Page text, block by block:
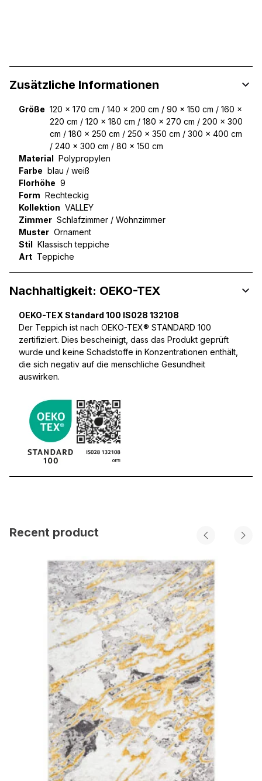
Zusätzliche Informationen
Größe 120 x 170 cm / 140 x 200 cm / 90 x 150 cm / 160 x
220 cm / 120 x 180 cm / 180 x 270 cm / 200 x 300
cm / 180 x 250 cm / 250 x 350 cm / 300 x 400 cm
/ 240 x 300 cm / 80 x 150 cm
Material Polypropylen
Farbe blau / weiß
Florhöhe 9
Form Rechteckig
Kollektion VALLEY
Zimmer Schlafzimmer / Wohnzimmer
Muster Ornament
Stil Klassisch teppiche
Art Teppiche
Nachhaltigkeit: OEKO-TEX
OEKO-TEX Standard 100 IS028 132108
Der Teppich ist nach OEKO-TEX® STANDARD 100
zertifiziert. Dies bescheinigt, dass das Produkt geprüft
wurde und keine Schadstoffe in Konzentrationen enthält,
die sich negativ auf die menschliche Gesundheit
auswirken.
Recent product